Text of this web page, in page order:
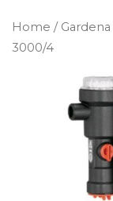
Home / Gardena
3000/4